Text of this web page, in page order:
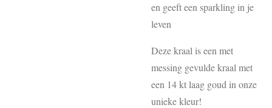
en geeft een sparkling in je
leven
Deze kraal is een met
messing gevulde kraal met
een 14 kt laag goud in onze
unieke kleur!